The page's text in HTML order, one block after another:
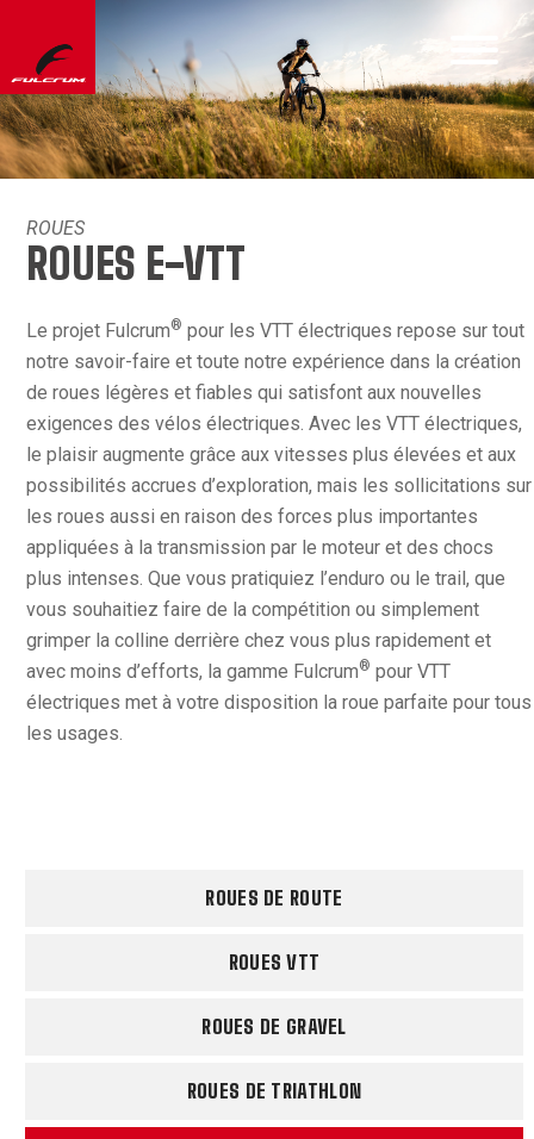
ROUES
ROUES E-VTT
Le projet Fulcrum® pour les VTT électriques repose sur tout
notre savoir-faire et toute notre expérience dans la création
de roues légères et fiables qui satisfont aux nouvelles
exigences des vélos électriques. Avec les VTT électriques,
le plaisir augmente grâce aux vitesses plus élevées et aux
possibilités accrues d’exploration, mais les sollicitations sur
les roues aussi en raison des forces plus importantes
appliquées à la transmission par le moteur et des chocs
plus intenses. Que vous pratiquiez l’enduro ou le trail, que
vous souhaitiez faire de la compétition ou simplement
grimper la colline derrière chez vous plus rapidement et
avec moins d’efforts, la gamme Fulcrum® pour VTT
électriques met à votre disposition la roue parfaite pour tous
les usages.
ROUES DE ROUTE
ROUES VTT
ROUES DE GRAVEL
ROUES DE TRIATHLON